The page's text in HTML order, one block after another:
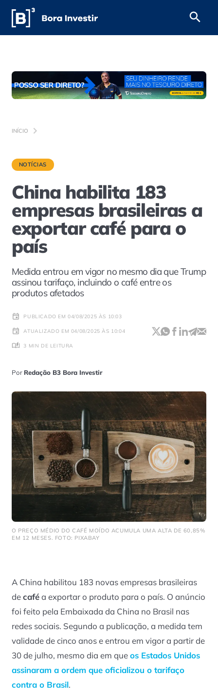
INÍCIO
NOTÍCIAS
China habilita 183
empresas brasileiras a
exportar café para o
país
Medida entrou em vigor no mesmo dia que Trump
assinou tarifaço, incluindo o café entre os
produtos afetados
PUBLICADO EM 04/08/2025 ÀS 10:03
ATUALIZADO EM 04/08/2025 ÀS 10:04
3 MIN DE LEITURA
Por Redação B3 Bora Investir
O PREÇO MÉDIO DO CAFÉ MOÍDO ACUMULA UMA ALTA DE 60,85%
EM 12 MESES. FOTO: PIXABAY
A China habilitou 183 novas empresas brasileiras
decaféa exportar o produto para o país. O anúncio
foi feito pela Embaixada da China no Brasil nas
redes sociais. Segundo a publicação, a medida tem
validade de cinco anos e entrou em vigor a partir de
30 de julho, mesmo dia em queos Estados Unidos
assinaram a ordem que oficializou o tarifaço
contra o Brasil.